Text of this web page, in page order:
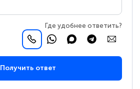
Где удобнее ответить?
Получить ответ